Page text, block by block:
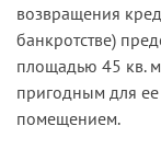
возвращения
банкротстве)
площадью 45 кв.
пригодным для
помещением.